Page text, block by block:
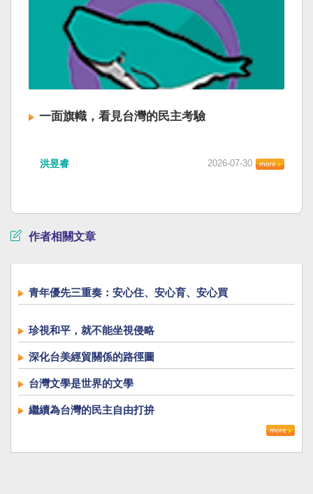
一面旗幟，看見台灣的民主考驗
洪昱睿 2026-07-30
作者相關文章
青年優先三重奏：安心住、安心育、安心買
珍視和平，就不能坐視侵略
深化台美經貿關係的路徑圖
台灣文學是世界的文學
繼續為台灣的民主自由打拚